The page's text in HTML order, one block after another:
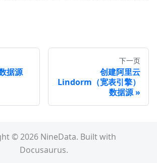
据源
下一页
创建阿里云
Lindorm（宽表引擎）
数据源
© 2026 NineData. Built with
Docusaurus.